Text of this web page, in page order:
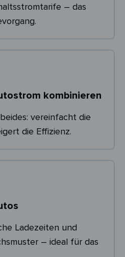
– das
kombinieren
vereinfacht die
die Effizienz.
Ladezeiten und
– ideal für das